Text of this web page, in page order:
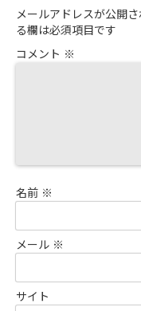
メールアドレスが公開さ
る欄は必須項目です
コメント ※
名前 ※
メール ※
サイト